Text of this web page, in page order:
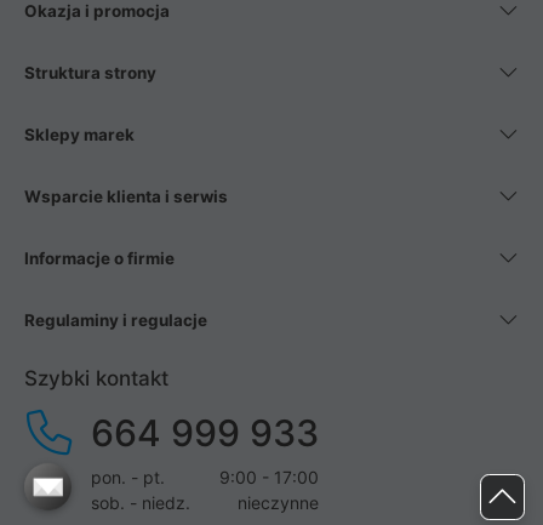
Okazja i promocja
Struktura strony
Sklepy marek
Wsparcie klienta i serwis
Informacje o firmie
Regulaminy i regulacje
Szybki kontakt
664 999 933
pon. - pt.
9:00 - 17:00
sob. - niedz.
nieczynne